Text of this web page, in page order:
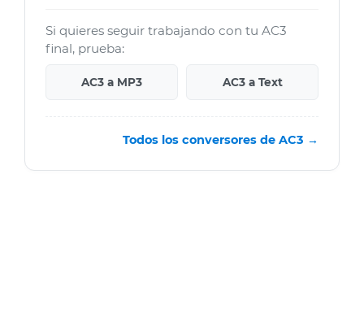
Si quieres seguir trabajando con tu AC3
final, prueba:
AC3 a MP3 AC3 a Text
Todos los conversores de AC3 →